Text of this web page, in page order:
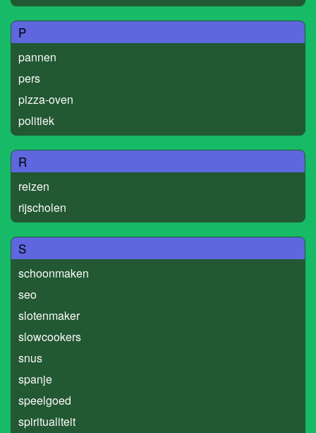
P
pannen
pers
pizza-oven
politiek
R
reizen
rijscholen
S
schoonmaken
seo
slotenmaker
slowcookers
snus
spanje
speelgoed
spiritualiteit